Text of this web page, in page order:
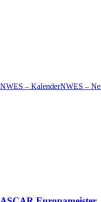
NWES – KalenderNWES –